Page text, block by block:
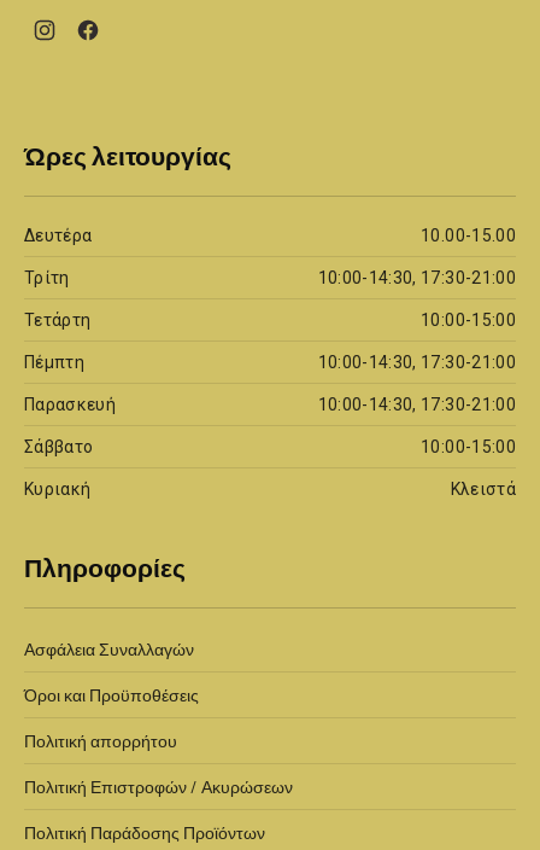
New
New
Ώρες λειτουργίας
Δευτέρα 10.00-15.00
Τρίτη 10:00-14:30, 17:30-21:00
Τετάρτη 10:00-15:00
Πέμπτη 10:00-14:30, 17:30-21:00
Παρασκευή 10:00-14:30, 17:30-21:00
Σάββατο 10:00-15:00
Κυριακή Κλειστά
Πληροφορίες
Ασφάλεια Συναλλαγών
Όροι και Προϋποθέσεις
Πολιτική απορρήτου
Πολιτική Επιστροφών / Ακυρώσεων
Πολιτική Παράδοσης Προϊόντων